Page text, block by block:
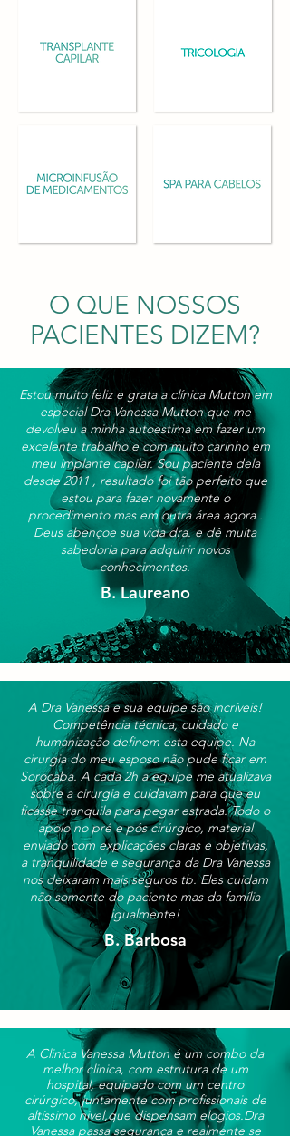
O QUE NOSSOS
PACIENTES DIZEM?
Estou muito feliz e grata a clínica Mutton em
especial Dra Vanessa Mutton que me
devolveu a minha autoestima em fazer um
excelente trabalho e com muito carinho em
meu implante capilar. Sou paciente dela
desde 2011 , resultado foi tão perfeito que
estou para fazer novamente o
procedimento mas em outra área agora .
Deus abençoe sua vida dra. e dê muita
sabedoria para adquirir novos
conhecimentos.
B. Laureano
A Dra Vanessa e sua equipe são incríveis!
Competência técnica, cuidado e
humanização definem esta equipe. Na
cirurgia do meu esposo não pude ficar em
Sorocaba. A cada 2h a equipe me atualizava
sobre a cirurgia e cuidavam para que eu
ficasse tranquila para pegar estrada. Todo o
apoio no pré e pós cirúrgico, material
enviado com explicações claras e objetivas,
a tranquilidade e segurança da Dra Vanessa
nos deixaram mais seguros tb. Eles cuidam
não somente do paciente mas da família
igualmente!
B. Barbosa
A Clinica Vanessa Mutton é um combo da
melhor clinica, com estrutura de um
hospital, equipado com um centro
cirúrgico, juntamente com profissionais de
altíssimo nivel,que dispensam elogios.Dra
Vanessa passa segurança e realmente se